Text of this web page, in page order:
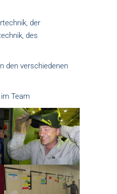
der
des
den verschiedenen
Team